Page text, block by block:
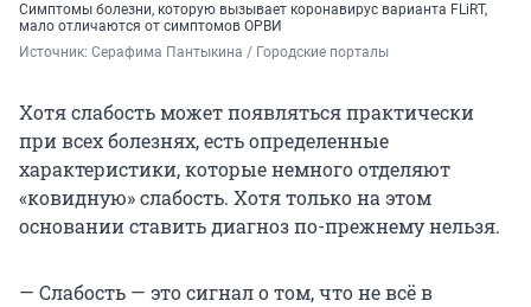
Симптомы болезни, которую вызывает коронавирус варианта FLiRT,
мало отличаются от симптомов ОРВИ
Источник: Серафима Пантыкина / Городские порталы
Хотя слабость может появляться практически
при всех болезнях, есть определенные
характеристики, которые немного отделяют
«ковидную» слабость. Хотя только на этом
основании ставить диагноз по-прежнему нельзя.
— Слабость — это сигнал о том, что не всё в